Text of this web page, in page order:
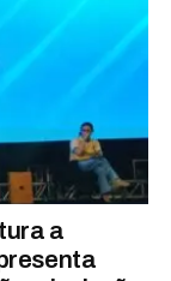
a